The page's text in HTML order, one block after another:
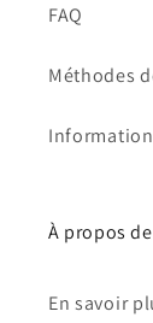
FAQ
Méthodes
À propos
En savoir